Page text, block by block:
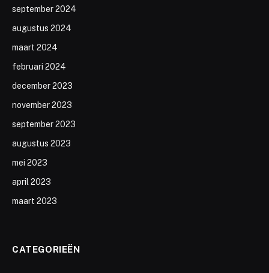
september 2024
augustus 2024
maart 2024
februari 2024
december 2023
november 2023
september 2023
augustus 2023
mei 2023
april 2023
maart 2023
CATEGORIEËN